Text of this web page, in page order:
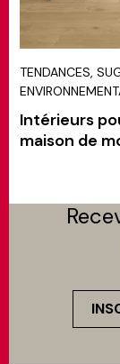
TENDANCES,
Intérieurs
maison de